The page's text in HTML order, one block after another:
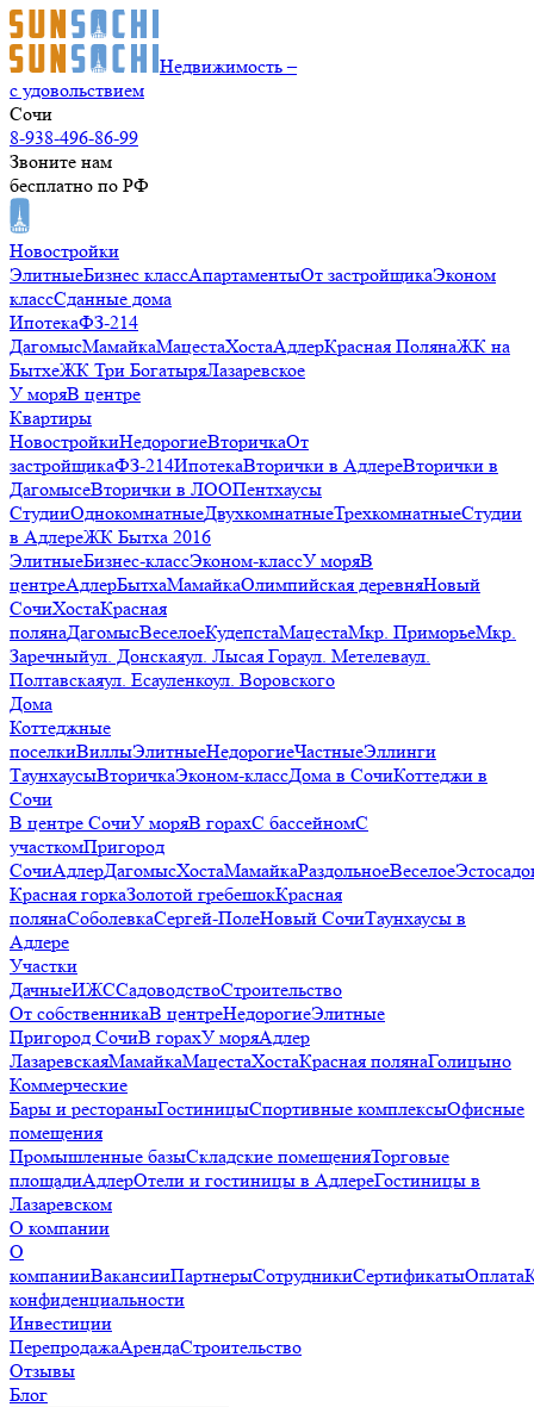
Недвижимость –
с удовольствием
Сочи
8-938-496-86-99
Звоните нам
бесплатно по РФ
Новостройки
ЭлитныеБизнес классАпартаментыОт застройщикаЭконом
классСданные дома
ИпотекаФЗ-214
ДагомысМамайкаМацестаХостаАдлерКрасная ПолянаЖК на
БытхеЖК Три БогатыряЛазаревское
У моряВ центре
Квартиры
НовостройкиНедорогиеВторичкаОт
застройщикаФЗ-214ИпотекаВторички в АдлереВторички в
ДагомысеВторички в ЛООПентхаусы
СтудииОднокомнатныеДвухкомнатныеТрехкомнатныеСтудии
в АдлереЖК Бытха 2016
ЭлитныеБизнес-классЭконом-классУ моряВ
центреАдлерБытхаМамайкаОлимпийская деревняНовый
СочиХостаКрасная
полянаДагомысВеселоеКудепстаМацестаМкр. ПриморьеМкр.
Заречныйул. Донскаяул. Лысая Гораул. Метелеваул.
Полтавскаяул. Есауленкоул. Воровского
Дома
Коттеджные
поселкиВиллыЭлитныеНедорогиеЧастныеЭллинги
ТаунхаусыВторичкаЭконом-классДома в СочиКоттеджи в
Сочи
В центре СочиУ моряВ горахС бассейномС
участкомПригород
СочиАдлерДагомысХостаМамайкаРаздольноеВеселое
Красная горкаЗолотой гребешокКрасная
полянаСоболевкаСергей-ПолеНовый СочиТаунхаусы в
Адлере
Участки
ДачныеИЖССадоводствоСтроительство
От собственникаВ центреНедорогиеЭлитные
Пригород СочиВ горахУ моряАдлер
ЛазаревскаяМамайкаМацестаХостаКрасная полянаГолицыно
Коммерческие
Бары и рестораныГостиницыСпортивные комплексыОфисные
помещения
Промышленные базыСкладские помещенияТорговые
площадиАдлерОтели и гостиницы в АдлереГостиницы в
Лазаревском
О компании
О
компанииВакансииПартнерыСотрудникиСертификатыОплата
конфиденциальности
Инвестиции
ПерепродажаАрендаСтроительство
Отзывы
Блог